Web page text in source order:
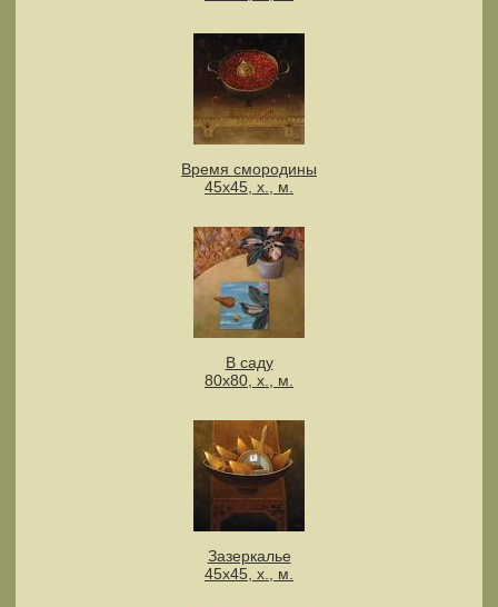
Время смородины
45х45, х., м.
В саду
80х80, х., м.
Зазеркалье
45х45, х., м.